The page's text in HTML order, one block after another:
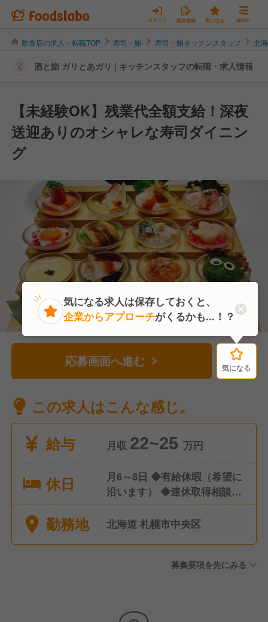
ログイン 新規登録 気になる MENU
飲食店の求人・転職TOP 寿司・鮨 寿司・鮨キッチンスタッフ 北
酒と鮨 ガリとあガリ | キッチンスタッフの転職・求人情報
【未経験OK】残業代全額支給！深夜
送迎ありのオシャレな寿司ダイニン
グ
応募画面へ進む 気になる
この求人はこんな感じ。
給与
月収 22~25 万円
休日
月6～8日 ◆有給休暇（希望に
沿います） ◆連休取得相談
OK
勤務地 北海道 札幌市中央区
募集要項を先にみる
気になる
気になる求人は保存しておくと、
企業からアプローチがくるかも...！？